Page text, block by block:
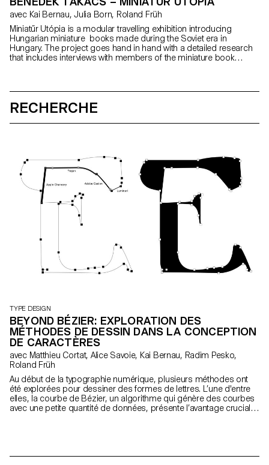
avec Kai Bernau, Julia Born, Roland Früh
Miniatűr Utópia is a modular travelling exhibition introducing
Hungarian miniature books made during the Soviet era in
Hungary. The project goes hand in hand with a detailed research
that includes interviews with members of the miniature book
RECHERCHE
TYPE DESIGN
BEYOND BÉZIER: EXPLORATION DES
MÉTHODES DE DESSIN DANS LA CONCEPTION
DE CARACTÈRES
avec Matthieu Cortat, Alice Savoie, Kai Bernau, Radim Pesko,
Roland Früh
Au début de la typographie numérique, plusieurs méthodes ont
été explorées pour dessiner des formes de lettres. L’une d'entre
elles, la courbe de Bézier, un algorithme qui génère des courbes
avec une petite quantité de données, présente l’avantage crucial
en explorant des méthodes alternatives pour dessiner des